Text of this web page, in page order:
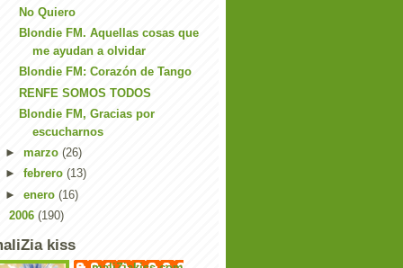
No Quiero
Blondie FM. Aquellas cosas que
me ayudan a olvidar
Blondie FM: Corazón de Tango
RENFE SOMOS TODOS
Blondie FM, Gracias por
escucharnos
► marzo (26)
► febrero (13)
► enero (16)
2006 (190)
kiss